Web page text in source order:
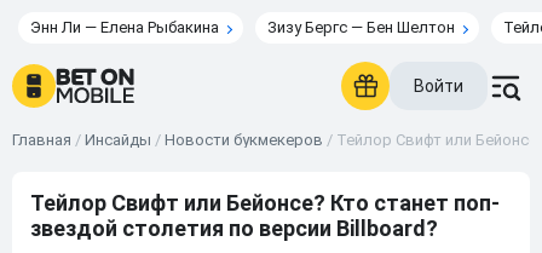
Энн Ли — Елена Рыбакина Зизу Бергс — Бен Шелтон
Войти
Главная / Инсайды / Новости букмекеров / Тейлор Свифт или
Тейлор Свифт или Бейонсе? Кто станет поп-
звездой столетия по версии Billboard?